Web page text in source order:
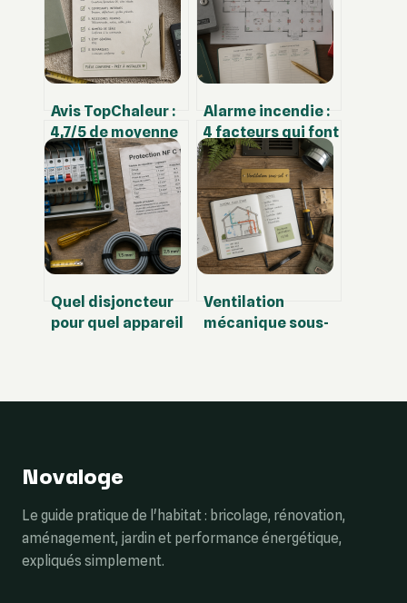
Avis TopChaleur :
4,7/5 de moyenne
et 3 points de
vigilance avant
votre commande
Alarme incendie :
4 facteurs qui font
varier votre devis
du simple au
double
Quel disjoncteur
pour quel appareil
Ventilation
mécanique sous-
durablement
Novaloge
Le guide pratique de l'habitat : bricolage, rénovation,
aménagement, jardin et performance énergétique,
expliqués simplement.